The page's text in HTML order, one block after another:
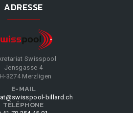
ADRESSE
Swisspool
Jensgasse 4
3274 Merzligen
E-MAIL
billard.ch
TÉLÉPHONE